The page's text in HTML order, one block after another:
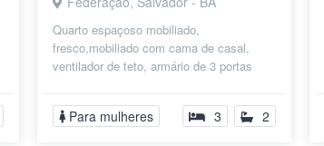
Quarto espaçoso mobiliado,
fresco,mobiliado com cama de casal,
ventilador de teto, armário de 3 portas
grande (1...
Para mulheres 3 2